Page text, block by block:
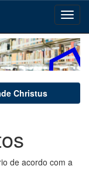
Christus
de acordo com a